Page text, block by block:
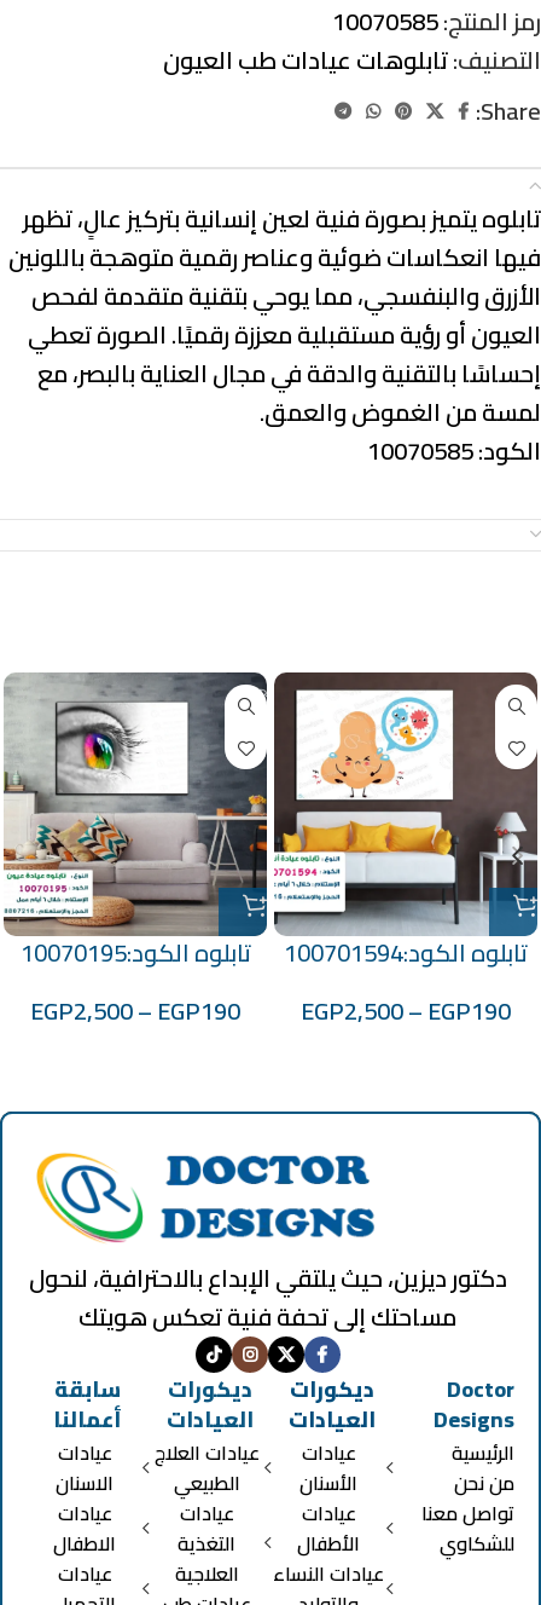
رمز المنتج:10070585
التصنيف:تابلوهات عيادات طب العيون
Share:
تابلوه يتميز بصورة فنية لعين إنسانية بتركيز عالٍ، تظهر
فيها انعكاسات ضوئية وعناصر رقمية متوهجة باللونين
الأزرق والبنفسجي، مما يوحي بتقنية متقدمة لفحص
العيون أو رؤية مستقبلية معززة رقميًا. الصورة تعطي
إحساسًا بالتقنية والدقة في مجال العناية بالبصر، مع
لمسة من الغموض والعمق.
الكود: 10070585
تابلوه الكود:100701594
EGP190
–
EGP2,500
تابلوه الكود:10070195
EGP190
–
EGP2,500
دكتور ديزين، حيث يلتقي الإبداع بالاحترافية، لنحول
مساحتك إلى تحفة فنية تعكس هويتك
Doctor
Designs
الرئيسية
من نحن
تواصل معنا
للشكاوي
ديكورات
العيادات
عيادات
الأسنان
عيادات
الأطفال
عيادات النساء
ديكورات
العيادات
عيادات العلاج
الطبيعي
عيادات
التغذية
العلاجية
سابقة
أعمالنا
عيادات
الاسنان
عيادات
الاطفال
عيادات